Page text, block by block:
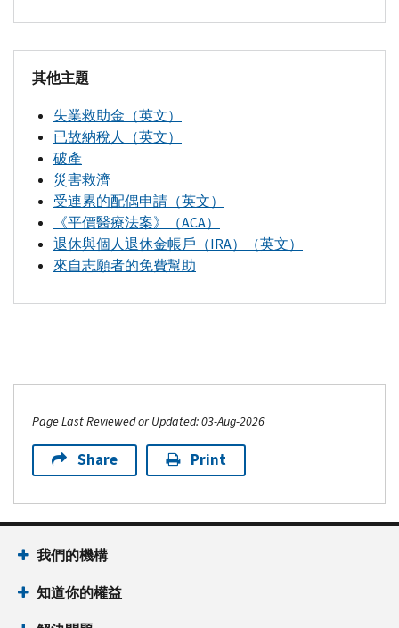
可
查
您
的
退
稅
款
的
狀
態：
以
的
報
稅
在
我
們
到
3
週，
使
用
“
My
Amended
Return?”
工
具
情
您
才
應
致
電：
自
郵
文）
594
號
刊
物
——
國
稅
局
（英
PDF
解
決
議
訴
辦
公
室
了
您
納
稅
申
報
表
（CP12）
(英
文）
將
知
（英
文）
收
入
申
報
或
魚、
話，
以
及
電
話
詐
騙
詐
報
可
的
稅
務
欺
活
動
對
請
使
用
子
申
報
和
直
接
存
款
避
稅
局
免
報
稅 (Free
File):
費
列
協
助
的
國
稅
局
協
助
員：
透
過
員，
或
在
我
們
當
地
其
中
協
員
無
法
解
決
的
稅
務
致
時
驗
證
您
的
身
我
們
協
助。
索
離
您
最
近
的
的
納
（英
文）。
請
看
該
辦
處
稅
File
－
免
費
協
助
符
合
資
格
使
商
業
稅
體
進
報
稅
其他主題
失業救助金（英文）
已故納稅人（英文）
破產
災害救濟
受連累的配偶申請（英文）
《平價醫療法案》（ACA）
退休與個人退休金帳戶（IRA）（英文）
來自志願者的免費幫助
Page Last Reviewed or Updated: 03-Aug-2026
Share Print
我們的機構
知道你的權益